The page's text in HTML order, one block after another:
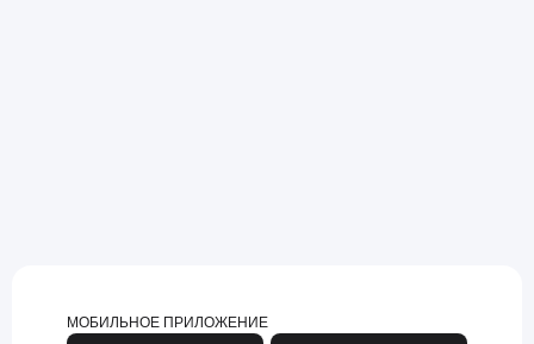
МОБИЛЬНОЕ ПРИЛОЖЕНИЕ